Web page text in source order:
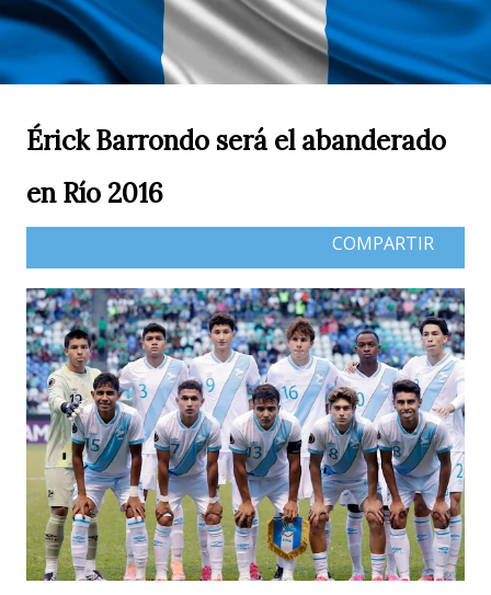
Érick Barrondo será el abanderado
en Río 2016
COMPARTIR